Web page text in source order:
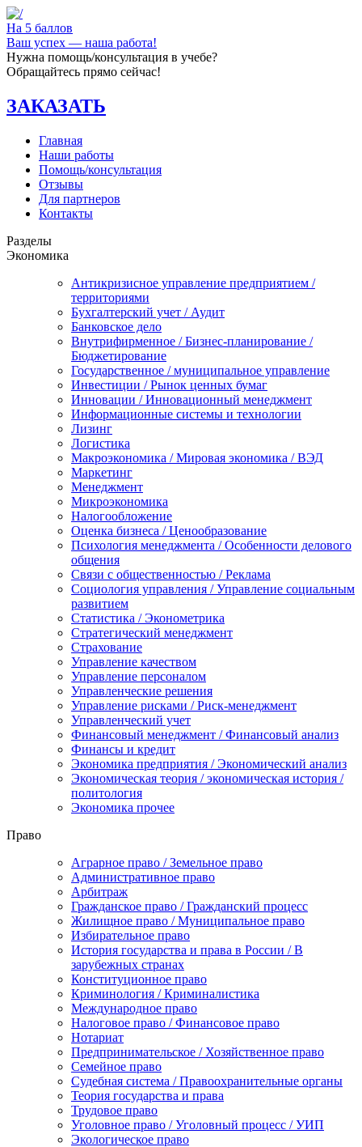
На 5 баллов
Ваш успех — наша работа!
Нужна помощь/консультация в учебе?
Обращайтесь прямо сейчас!
ЗАКАЗАТЬ
Главная
Наши работы
Помощь/консультация
Отзывы
Для партнеров
Контакты
Разделы
Экономика
Антикризисное управление предприятием /
территориями
Бухгалтерский учет / Аудит
Банковское дело
Внутрифирменное / Бизнес-планирование /
Бюджетирование
Государственное / муниципальное управление
Инвестиции / Рынок ценных бумаг
Инновации / Инновационный менеджмент
Информационные системы и технологии
Лизинг
Логистика
Макроэкономика / Мировая экономика / ВЭД
Маркетинг
Менеджмент
Микроэкономика
Налогообложение
Оценка бизнеса / Ценообразование
Психология менеджмента / Особенности делового
общения
Связи с общественностью / Реклама
Социология управления / Управление социальным
развитием
Статистика / Эконометрика
Стратегический менеджмент
Страхование
Управление качеством
Управление персоналом
Управленческие решения
Управление рисками / Риск-менеджмент
Управленческий учет
Финансовый менеджмент / Финансовый анализ
Финансы и кредит
Экономика предприятия / Экономический анализ
Экономическая теория / экономическая история /
политология
Экономика прочее
Право
Аграрное право / Земельное право
Административное право
Арбитраж
Гражданское право / Гражданский процесс
Жилищное право / Муниципальное право
Избирательное право
История государства и права в России / В
зарубежных странах
Конституционное право
Криминология / Криминалистика
Международное право
Налоговое право / Финансовое право
Нотариат
Предпринимательское / Хозяйственное право
Семейное право
Судебная система / Правоохранительные органы
Теория государства и права
Трудовое право
Уголовное право / Уголовный процесс / УИП
Экологическое право